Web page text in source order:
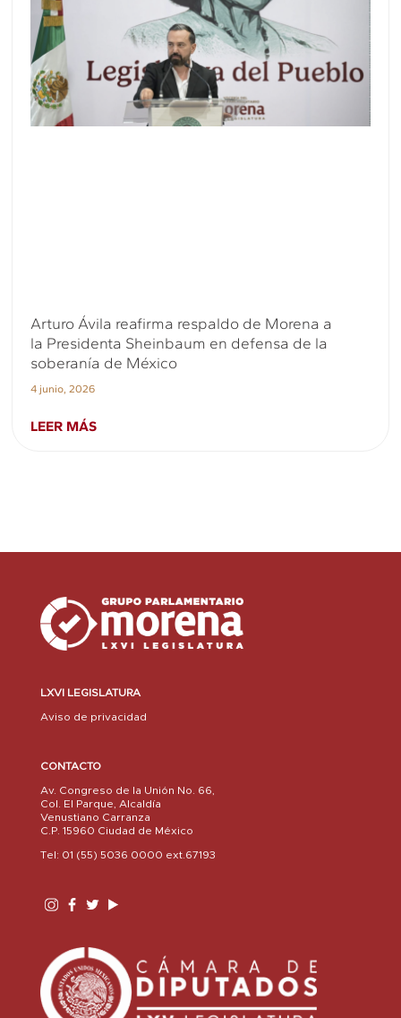
Arturo Ávila reafirma respaldo de Morena a
la Presidenta Sheinbaum en defensa de la
soberanía de México
4 junio, 2026
LEER MÁS
LXVI LEGISLATURA
Aviso de privacidad
CONTACTO
Av. Congreso de la Unión No. 66,
Col. El Parque, Alcaldía
Venustiano Carranza
C.P. 15960 Ciudad de México
Tel: 01 (55) 5036 0000 ext.67193